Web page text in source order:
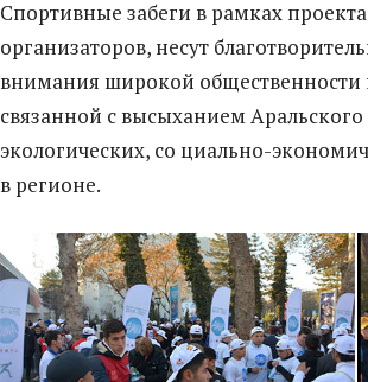
Спортивные забеги в рамках
организаторов, несут
внимания широкой общественности
связанной с высыханием
экологических, со циально-
в регионе.